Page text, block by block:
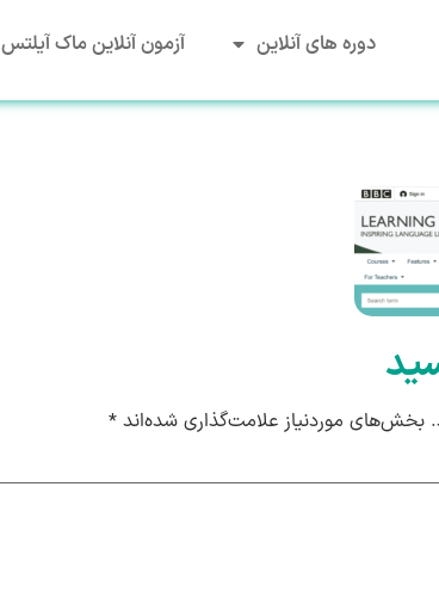
دوره های آنلاین آزمون آنلاین ماک آیلتس
بخش‌های موردنیاز علامت‌گذاری شده‌اند *